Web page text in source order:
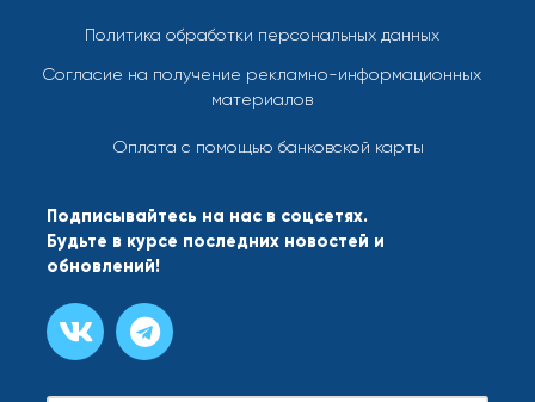
Политика обработки персональных данных
Согласие на получение рекламно-информационных
материалов
Оплата с помощью банковской карты
Подписывайтесь на нас в соцсетях.
Будьте в курсе последних новостей и
обновлений!